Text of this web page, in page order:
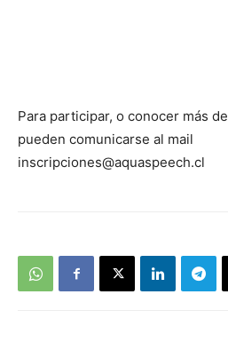
Para participar, o conocer más
pueden comunicarse al mail
inscripciones@aquaspeech.cl